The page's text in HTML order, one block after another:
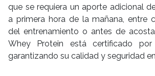
que se requiera un aporte adicional
a primera hora de la mañana, entre
del entrenamiento o antes de
Whey Protein está certificado por
garantizando su calidad y seguridad